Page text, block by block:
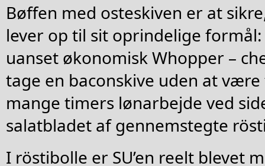
Bøffen med osteskiven er at
lever op til sit oprindelige
uanset økonomisk Whopper –
tage en baconskive uden at
mange timers lønarbejde ved
salatbladet af gennemstegte
I röstibolle er SU’en reelt blevet